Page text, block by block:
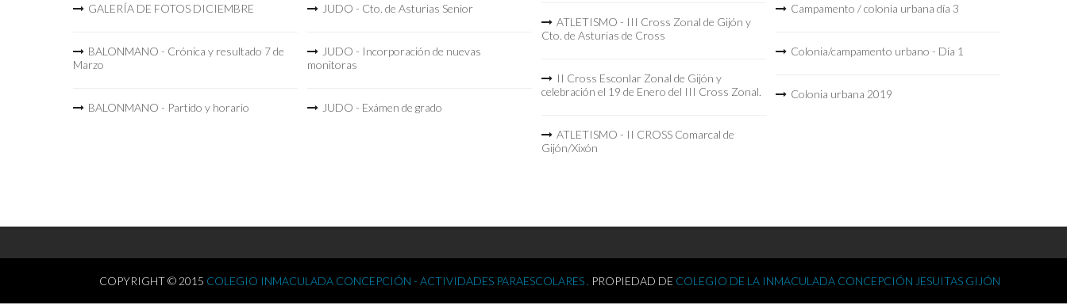
GALERÍA DE FOTOS DICIEMBRE
BALONMANO - Crónica y resultado 7 de
Marzo
BALONMANO - Partido y horario
JUDO - Cto. de Asturias Senior
JUDO - Incorporación de nuevas
monitoras
JUDO - Exámen de grado
ATLETISMO - III Cross Zonal de Gijón y
Cto. de Asturias de Cross
II Cross Esconlar Zonal de Gijón y
celebración el 19 de Enero del III Cross Zonal.
ATLETISMO - II CROSS Comarcal de
Gijón/Xixón
Campamento / colonia urbana día 3
Colonia/campamento urbano - Día 1
Colonia urbana 2019
COPYRIGHT © 2015 COLEGIO INMACULADA CONCEPCIÓN - ACTIVIDADES PARAESCOLARES . PROPIEDAD DE COLEGIO DE LA INMACULADA CONCEPCIÓN JESUITAS GIJÓN